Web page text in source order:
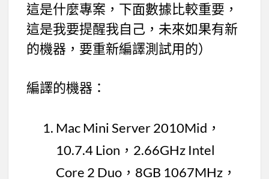
這是什麼專案，下面數據比較重要，
這是我要提醒我自己，未來如果有新
的機器，要重新編譯測試用的）
編譯的機器：
Mac Mini Server 2010Mid，
10.7.4 Lion，2.66GHz Intel
Core 2 Duo，8GB 1067MHz，